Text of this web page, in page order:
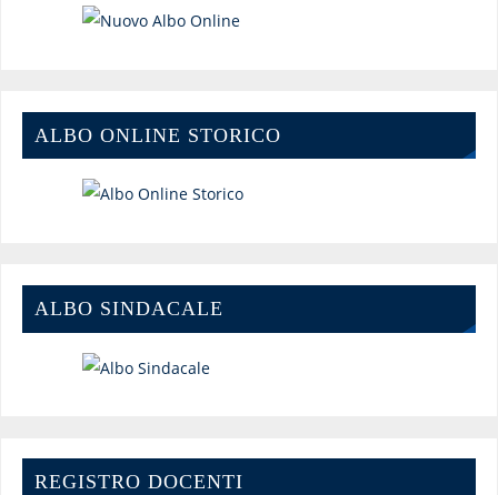
ALBO ONLINE STORICO
ALBO SINDACALE
REGISTRO DOCENTI